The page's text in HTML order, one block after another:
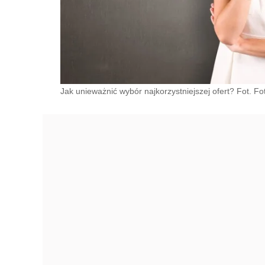
Jak unieważnić wybór najkorzystniejszej ofert? Fot.